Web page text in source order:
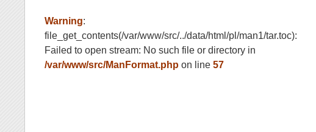
Warning:
file_get_contents(/var/www/src/../data/html/pl/man1/tar.toc):
Failed to open stream: No such file or directory in
/var/www/src/ManFormat.php on line 57